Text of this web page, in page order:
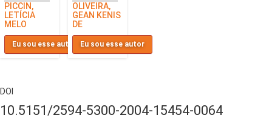
PICCIN,
LETÍCIA
MELO
Eu sou esse autor
OLIVEIRA,
GEAN KENIS
DE
Eu sou esse autor
DOI
10.5151/2594-5300-2004-15454-0064